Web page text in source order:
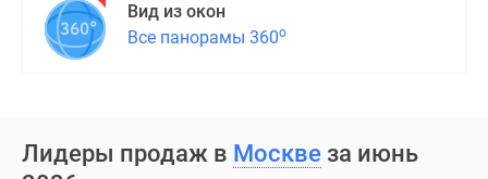
Вид из окон
Все панорамы 360о
Лидеры продаж в Москве за июнь